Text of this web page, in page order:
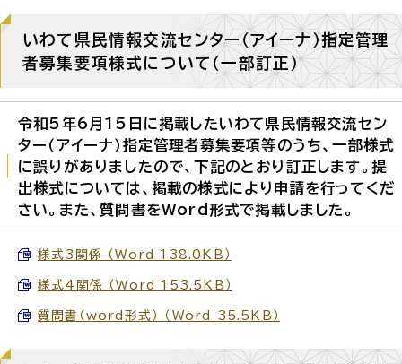
いわて県民情報交流センター（アイーナ）指定管理
者募集要項様式について（一部訂正）
令和5年6月15日に掲載したいわて県民情報交流セン
ター（アイーナ）指定管理者募集要項等のうち、一部様式
に誤りがありましたので、下記のとおり訂正します。提
出様式については、掲載の様式により申請を行ってくだ
さい。また、質問書をWord形式で掲載しました。
様式3関係 （Word 138.0KB）
様式4関係 （Word 153.5KB）
質問書（word形式） （Word 35.5KB）